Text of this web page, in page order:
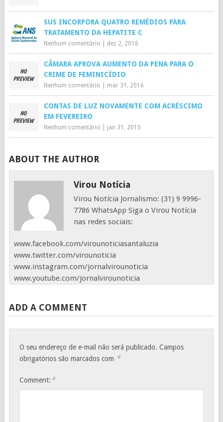
SUS INCORPORA QUATRO REMÉDIOS PARA
TRATAMENTO DA HEPATITE C
Nenhum comentário dez 2, 2016
CÂMARA APROVA AUMENTO DA PENA PARA O
CRIME DE FEMINICÍDIO
Nenhum comentário mar 31, 2016
CONTAS DE LUZ NOVAMENTE COM ACRÉSCIMO
EM FEVEREIRO
Nenhum comentário jan 31, 2015
ABOUT THE AUTHOR
Virou Notícia
Virou Notícia Jornalismo: (31) 9 9996-
7786 WhatsApp Siga o Virou Notícia
nas redes sociais:
www.facebook.com/virounoticiasantaluzia
www.twitter.com/virounoticia
www.instagram.com/jornalvirounoticia
www.youtube.com/jornalvirounoticia
ADD A COMMENT
O seu endereço de e-mail não será publicado. Campos
obrigatórios são marcados com *
Comment: *